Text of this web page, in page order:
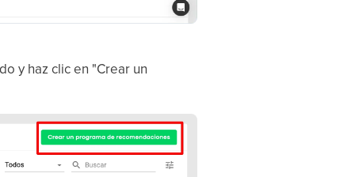
y haz clic en "Crear un